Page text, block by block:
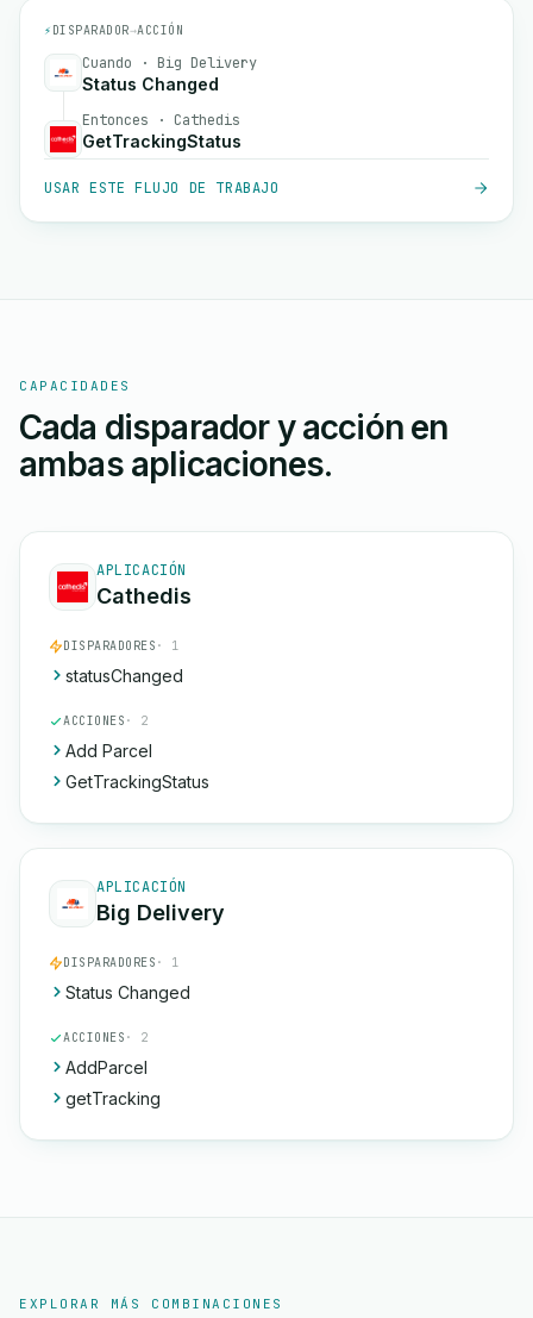
⚡ DISPARADOR→ACCIÓN
Cuando · Big Delivery
Status Changed
Entonces · Cathedis
GetTrackingStatus
USAR ESTE FLUJO DE TRABAJO
CAPACIDADES
Cada disparador y acción en
ambas aplicaciones.
APLICACIÓN
Cathedis
DISPARADORES · 1
statusChanged
ACCIONES · 2
Add Parcel
GetTrackingStatus
APLICACIÓN
Big Delivery
DISPARADORES · 1
Status Changed
ACCIONES · 2
AddParcel
getTracking
EXPLORAR MÁS COMBINACIONES